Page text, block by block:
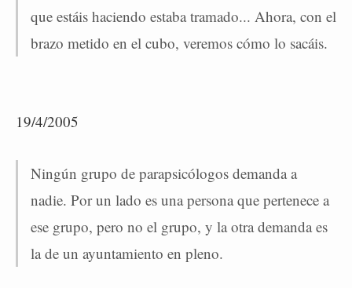
que estáis haciendo estaba tramado... Ahora, con el
brazo metido en el cubo, veremos cómo lo sacáis.
19/4/2005
Ningún grupo de parapsicólogos demanda a
nadie. Por un lado es una persona que pertenece a
ese grupo, pero no el grupo, y la otra demanda es
la de un ayuntamiento en pleno.